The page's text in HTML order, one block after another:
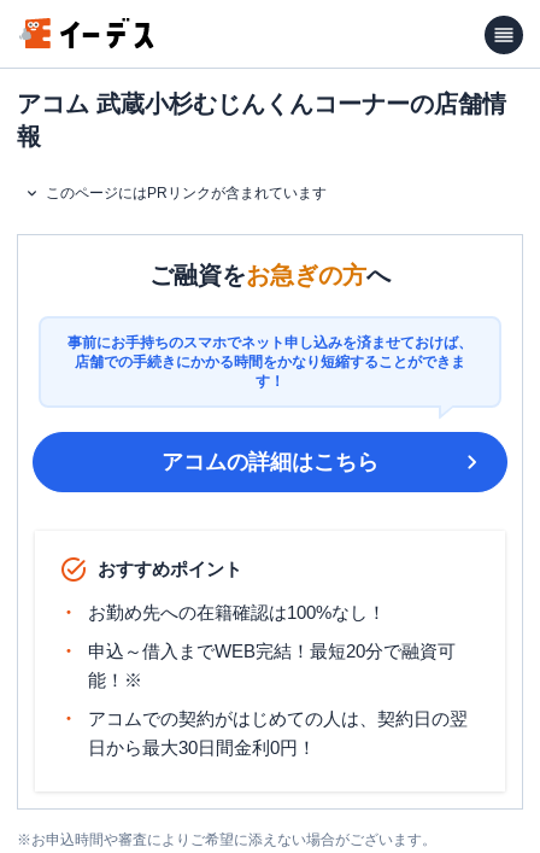
アコム 武蔵小杉むじんくんコーナーの店舗情
報
このページにはPRリンクが含まれています
ご融資をお急ぎの方へ
事前にお手持ちのスマホでネット申し込みを済ませておけば、
店舗での手続きにかかる時間をかなり短縮することができま
す！
アコムの詳細はこちら
おすすめポイント
お勤め先への在籍確認は100%なし！
申込～借入までWEB完結！最短20分で融資可
能！※
アコムでの契約がはじめての人は、契約日の翌
日から最大30日間金利0円！
※お申込時間や審査によりご希望に添えない場合がございます。